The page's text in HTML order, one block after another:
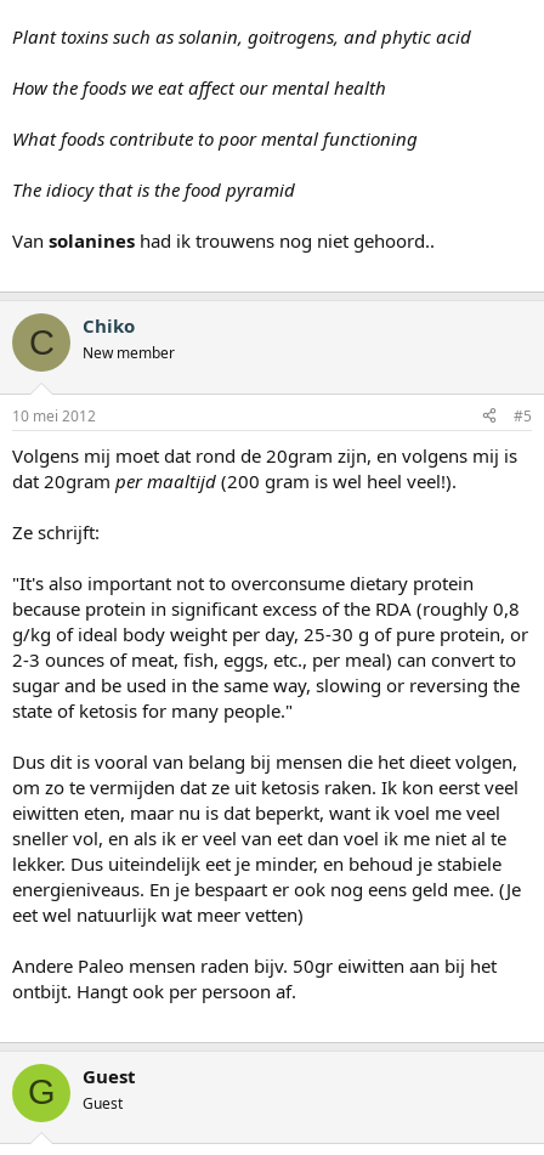
Plant toxins such as solanin, goitrogens, and phytic acid
How the foods we eat affect our mental health
What foods contribute to poor mental functioning
The idiocy that is the food pyramid
Van solanines had ik trouwens nog niet gehoord..
C Chiko
New member
10 mei 2012 #5
Volgens mij moet dat rond de 20gram zijn, en volgens mij is
dat 20gram per maaltijd (200 gram is wel heel veel!).
Ze schrijft:
"It's also important not to overconsume dietary protein
because protein in significant excess of the RDA (roughly 0,8
g/kg of ideal body weight per day, 25-30 g of pure protein, or
2-3 ounces of meat, fish, eggs, etc., per meal) can convert to
sugar and be used in the same way, slowing or reversing the
state of ketosis for many people."
Dus dit is vooral van belang bij mensen die het dieet volgen,
om zo te vermijden dat ze uit ketosis raken. Ik kon eerst veel
eiwitten eten, maar nu is dat beperkt, want ik voel me veel
sneller vol, en als ik er veel van eet dan voel ik me niet al te
lekker. Dus uiteindelijk eet je minder, en behoud je stabiele
energieniveaus. En je bespaart er ook nog eens geld mee. (Je
eet wel natuurlijk wat meer vetten)
Andere Paleo mensen raden bijv. 50gr eiwitten aan bij het
ontbijt. Hangt ook per persoon af.
G Guest
Guest